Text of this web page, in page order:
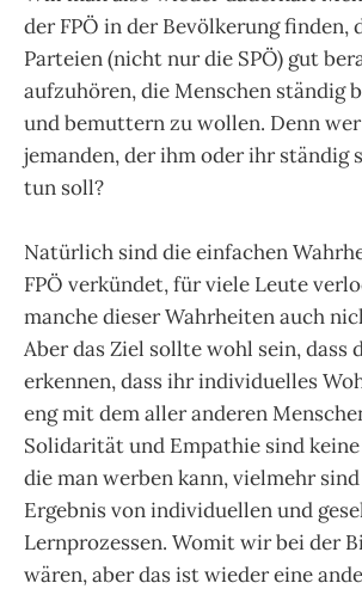
der FPÖ in der Bevölkerung finden,
Parteien (nicht nur die SPÖ) gut
aufzuhören, die Menschen ständig
und bemuttern zu wollen. Denn
jemanden, der ihm oder ihr ständig
tun soll?
Natürlich sind die einfachen
FPÖ verkündet, für viele Leute
manche dieser Wahrheiten auch
Aber das Ziel sollte wohl sein, dass
erkennen, dass ihr individuelles
eng mit dem aller anderen
Solidarität und Empathie sind
die man werben kann, vielmehr
Ergebnis von individuellen und
Lernprozessen. Womit wir bei der
wären, aber das ist wieder eine